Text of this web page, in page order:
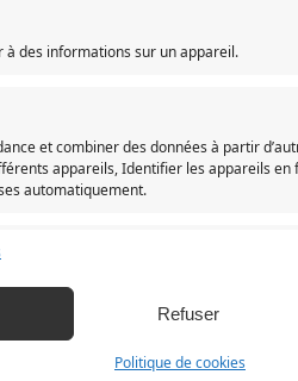
à des informations sur un appareil.
et combiner des données à partir
appareils, Identifier les appareils en
automatiquement.
prévenir et détecter la fraude et
les choix en matière de
Refuser
Politique de cookies
RUPTURE